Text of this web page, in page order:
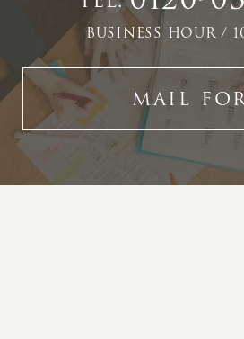
BUSINESS HOUR /
MAIL